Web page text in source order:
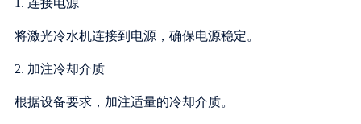
1. 连接电源
将激光冷水机连接到电源，确保电源稳定。
2. 加注冷却介质
根据设备要求，加注适量的冷却介质。